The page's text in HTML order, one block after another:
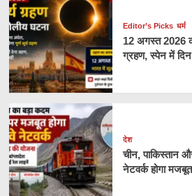
Editor’s Picks धर्म
12 अगस्त 2026
ग्रहण, स्पेन में
देश
चीन, पाकिस्तान
नेटवर्क होगा मजबूत: